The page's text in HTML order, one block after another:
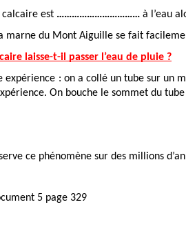
calcaire est …………………………… à l’eau
marne du Mont Aiguille se fait
laisse-t-il passer l’eau de pluie ?
expérience : on a collé un tube sur un
On bouche le sommet du
ce phénomène sur des millions
5 page 329